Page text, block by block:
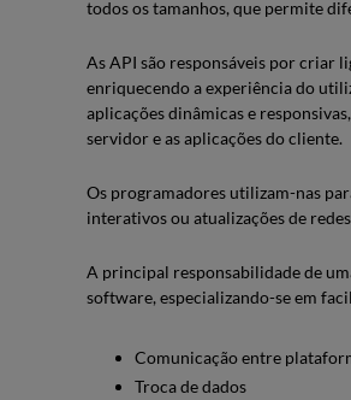
todos os tamanhos, que permite
As API são responsáveis por criar
enriquecendo a experiência do
aplicações dinâmicas e
servidor e as aplicações do cliente.
Os programadores utilizam-nas
interativos ou atualizações de
A principal responsabilidade de
software, especializando-se em
Comunicação entre
Troca de dados